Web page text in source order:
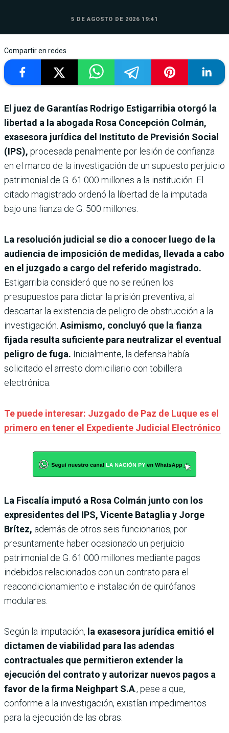
5 DE AGOSTO DE 2026 19:41
Compartir en redes
El juez de Garantías Rodrigo Estigarribia otorgó la
libertad a la abogada Rosa Concepción Colmán,
exasesora jurídica del Instituto de Previsión Social
(IPS), procesada penalmente por lesión de confianza
en el marco de la investigación de un supuesto perjuicio
patrimonial de G. 61.000 millones a la institución. El
citado magistrado ordenó la libertad de la imputada
bajo una fianza de G. 500 millones.
La resolución judicial se dio a conocer luego de la
audiencia de imposición de medidas, llevada a cabo
en el juzgado a cargo del referido magistrado.
Estigarribia consideró que no se reúnen los
presupuestos para dictar la prisión preventiva, al
descartar la existencia de peligro de obstrucción a la
investigación. Asimismo, concluyó que la fianza
fijada resulta suficiente para neutralizar el eventual
peligro de fuga. Inicialmente, la defensa había
solicitado el arresto domiciliario con tobillera
electrónica.
Te puede interesar: Juzgado de Paz de Luque es el
primero en tener el Expediente Judicial Electrónico
La Fiscalía imputó a Rosa Colmán junto con los
expresidentes del IPS, Vicente Bataglia y Jorge
Brítez, además de otros seis funcionarios, por
presuntamente haber ocasionado un perjuicio
patrimonial de G. 61.000 millones mediante pagos
indebidos relacionados con un contrato para el
reacondicionamiento e instalación de quirófanos
modulares.
Según la imputación, la exasesora jurídica emitió el
dictamen de viabilidad para las adendas
contractuales que permitieron extender la
ejecución del contrato y autorizar nuevos pagos a
favor de la firma Neighpart S.A., pese a que,
conforme a la investigación, existían impedimentos
para la ejecución de las obras.